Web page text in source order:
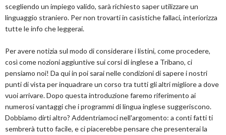
scegliendo un impiego valido, sarà richiesto saper utilizzare un
linguaggio straniero. Per non trovarti in casistiche fallaci, interiorizza
tutte le info che leggerai.
Per avere notizia sul modo di considerare i listini, come procedere,
così come nozioni aggiuntive sui corsi di inglese a Tribano, ci
pensiamo noi! Da qui in poi sarai nelle condizioni di sapere i nostri
punti di vista per inquadrare un corso tra tutti gli altri migliore a dove
vuoi arrivare. Dopo questa introduzione faremo riferimento ai
numerosi vantaggi che i programmi di lingua inglese suggeriscono.
Dobbiamo dirti altro? Addentriamoci nell'argomento: a conti fatti ti
sembrerà tutto facile, e ci piacerebbe pensare che presenterai la